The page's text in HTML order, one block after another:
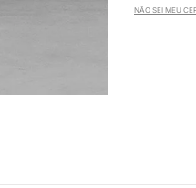
NÃO SEI MEU